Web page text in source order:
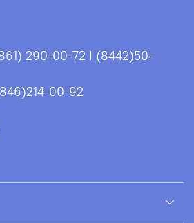
290-00-72 I (8442)50-
00-92